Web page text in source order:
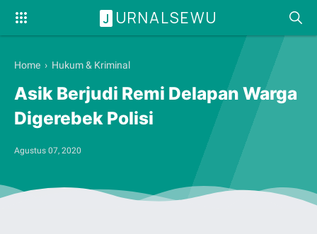
J URNALSEWU
Home › Hukum & Kriminal
Asik Berjudi Remi Delapan Warga
Digerebek Polisi
Agustus 07, 2020